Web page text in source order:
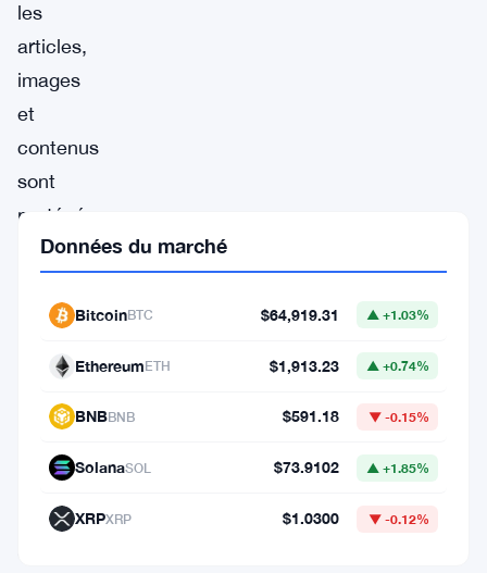
les
articles,
images
et
contenus
sont
protégés
par
droit
republication
sans
autorisation
explicite
Données du marché
BitcoinBTC $64,919.31 ▲ +1.03%
EthereumETH $1,913.23 ▲ +0.74%
BNBBNB $591.18 ▼ -0.15%
SolanaSOL $73.9102 ▲ +1.85%
XRPXRP $1.0300 ▼ -0.12%